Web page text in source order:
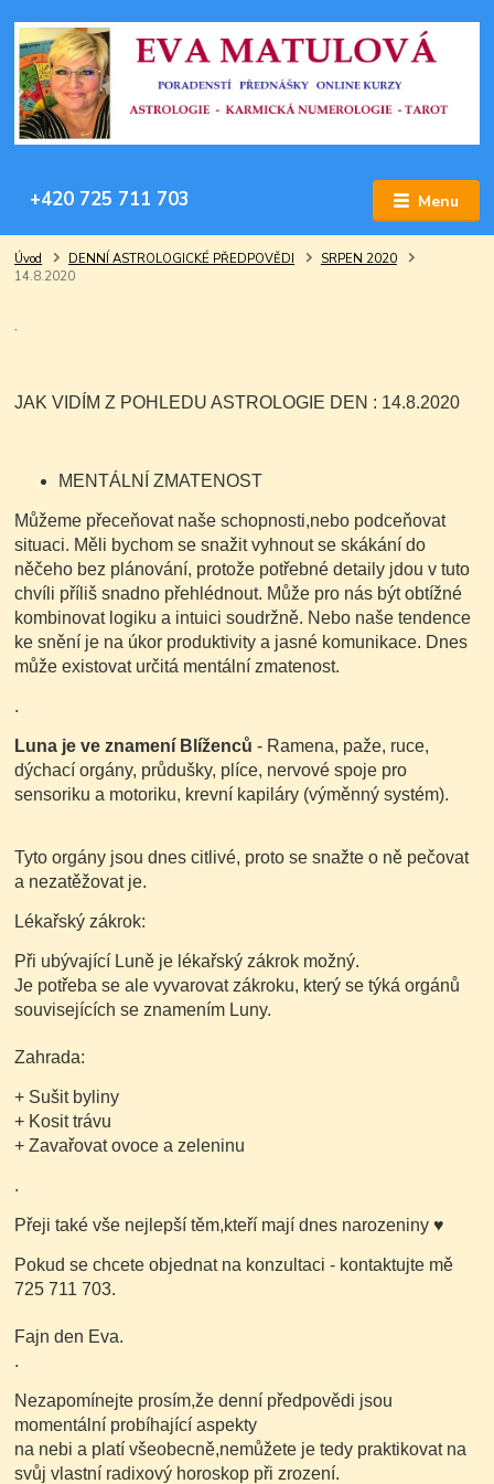
Menu
+420 725 711 703
Úvod DENNÍ ASTROLOGICKÉ PŘEDPOVĚDI
SRPEN 2020
14.8.2020
.
JAK VIDÍM Z POHLEDU ASTROLOGIE DEN : 14.8.2020
MENTÁLNÍ ZMATENOST
Můžeme přeceňovat naše schopnosti,nebo podceňovat
situaci. Měli bychom se snažit vyhnout se skákání do
něčeho bez plánování, protože potřebné detaily jdou v tuto
chvíli příliš snadno přehlédnout. Může pro nás být obtížné
kombinovat logiku a intuici soudržně. Nebo naše tendence
ke snění je na úkor produktivity a jasné komunikace. Dnes
může existovat určitá mentální zmatenost.
.
Luna je ve znamení Blíženců - Ramena, paže, ruce,
dýchací orgány, průdušky, plíce, nervové spoje pro
sensoriku a motoriku, krevní kapiláry (výměnný systém).
Tyto orgány jsou dnes citlivé, proto se snažte o ně pečovat
a nezatěžovat je.
Lékařský zákrok:
Při ubývající Luně je lékařský zákrok možný.
Je potřeba se ale vyvarovat zákroku, který se týká orgánů
souvisejících se znamením Luny.
Zahrada:
+ Sušit byliny
+ Kosit trávu
+ Zavařovat ovoce a zeleninu
.
Přeji také vše nejlepší těm,kteří mají dnes narozeniny♥
Pokud se chcete objednat na konzultaci - kontaktujte mě
725 711 703.
Fajn den Eva.
.
Nezapomínejte prosím,že denní předpovědi jsou
momentální probíhající aspekty
na nebi a platí všeobecně,nemůžete je tedy praktikovat na
svůj vlastní radixový horoskop při zrození.